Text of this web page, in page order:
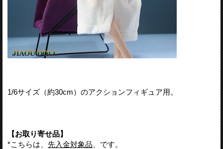
1/6サイズ（約30cm）のアクションフィギュア用。
【お取り寄せ品】
*こちらは、 先入金対象品 、です。